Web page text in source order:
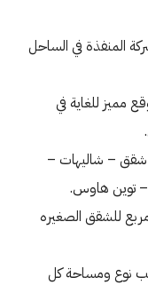
المنفذة في الساحل
مميز للغاية في
شقق – شاليهات –
توين هاوس.
60 متر مربع للشقق الصغيره
نوع ومساحة كل